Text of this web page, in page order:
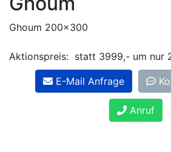
Ghoum 200x300
Aktionspreis: statt 3999,- um nur
E-Mail Anfrage
Anruf